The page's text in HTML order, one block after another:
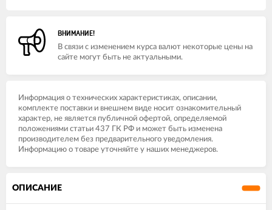
ВНИМАНИЕ!
В связи с изменением курса валют некоторые цены на
сайте могут быть не актуальными.
Информация о технических характеристиках, описании,
комплекте поставки и внешнем виде носит ознакомительный
характер, не является публичной офертой, определяемой
положениями статьи 437 ГК РФ и может быть изменена
производителем без предварительного уведомления.
Информацию о товаре уточняйте у наших менеджеров.
ОПИСАНИЕ